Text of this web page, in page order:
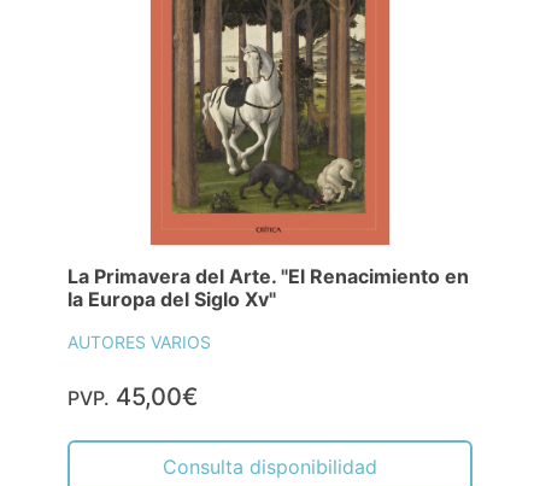
La Primavera del Arte. "El Renacimiento en
la Europa del Siglo Xv"
AUTORES VARIOS
PVP. 45,00€
Consulta disponibilidad